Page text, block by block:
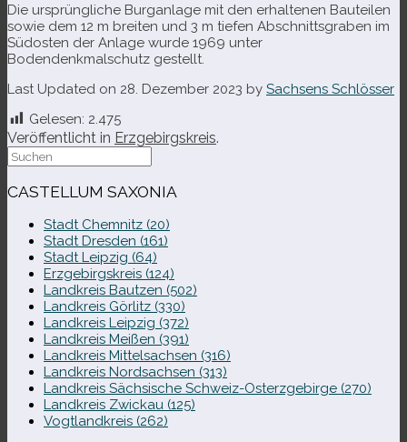
Die ursprüng­li­che Burganlage mit den erhal­te­nen Bauteilen
sowie dem 12 m brei­ten und 3 m tie­fen Abschnittsgraben im
Südosten der Anlage wurde 1969 unter
Bodendenkmalschutz gestellt.
Last Updated on 28. Dezember 2023 by Sachsens Schlösser
Gelesen: 2.475
Veröffentlicht in Erzgebirgskreis.
Suche
nach:
CASTELLUM SAXONIA
Stadt Chemnitz (20)
Stadt Dresden (161)
Stadt Leipzig (64)
Erzgebirgskreis (124)
Landkreis Bautzen (502)
Landkreis Görlitz (330)
Landkreis Leipzig (372)
Landkreis Meißen (391)
Landkreis Mittelsachsen (316)
Landkreis Nordsachsen (313)
Landkreis Sächsische Schweiz-​Osterzgebirge (270)
Landkreis Zwickau (125)
Vogtlandkreis (262)